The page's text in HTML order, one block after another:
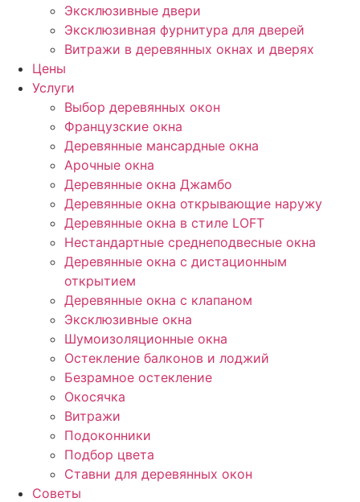
Эксклюзивные двери
Эксклюзивная фурнитура для дверей
Витражи в деревянных окнах и дверях
Цены
Услуги
Выбор деревянных окон
Французские окна
Деревянные мансардные окна
Арочные окна
Деревянные окна Джамбо
Деревянные окна открывающие наружу
Деревянные окна в стиле LOFT
Нестандартные среднеподвесные окна
Деревянные окна с дистационным
открытием
Деревянные окна с клапаном
Эксклюзивные окна
Шумоизоляционные окна
Остекление балконов и лоджий
Безрамное остекление
Окосячка
Витражи
Подоконники
Подбор цвета
Ставни для деревянных окон
Советы